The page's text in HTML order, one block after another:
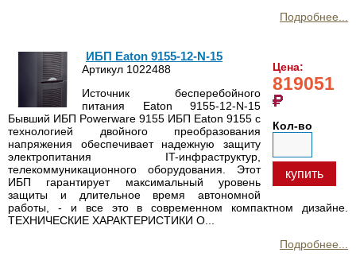
Подробнее...
Цена:
819051
Кол-во
купить
ИБП Eaton 9155-12-N-15
Артикул 1022488
Источник бесперебойного
питания Eaton 9155-12-N-15
Бывший ИБП Powerware 9155 ИБП Eaton 9155 с
технологией двойного преобразования
напряжения обеспечивает надежную защиту
электропитания IT-инфраструктур,
телекоммуникационного оборудования. Этот
ИБП гарантирует максимальный уровень
защиты и длительное время автономной
работы, - и все это в современном компактном дизайне.
ТЕХНИЧЕСКИЕ ХАРАКТЕРИСТИКИ О...
Подробнее...